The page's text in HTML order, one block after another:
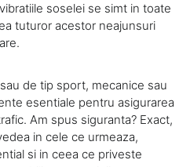
soselei se simt in toate
tuturor acestor neajunsuri
de tip sport, mecanice sau
esentiale pentru asigurarea
Am spus siguranta? Exact,
in cele ce urmeaza,
si in ceea ce priveste